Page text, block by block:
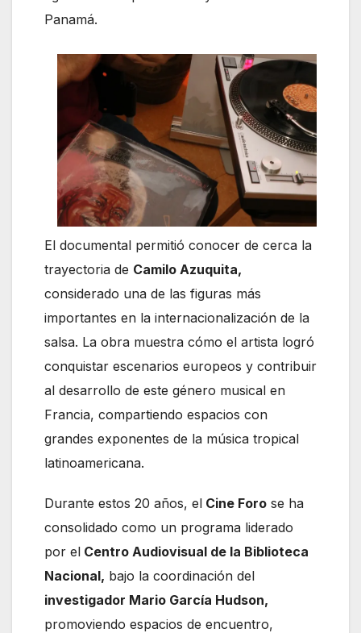
Panamá.
El documental permitió conocer de cerca la
trayectoria de Camilo Azuquita,
considerado una de las figuras más
importantes en la internacionalización de la
salsa. La obra muestra cómo el artista logró
conquistar escenarios europeos y contribuir
al desarrollo de este género musical en
Francia, compartiendo espacios con
grandes exponentes de la música tropical
latinoamericana.
Durante estos 20 años, el Cine Foro se ha
consolidado como un programa liderado
por el Centro Audiovisual de la Biblioteca
Nacional, bajo la coordinación del
investigador Mario García Hudson,
promoviendo espacios de encuentro,